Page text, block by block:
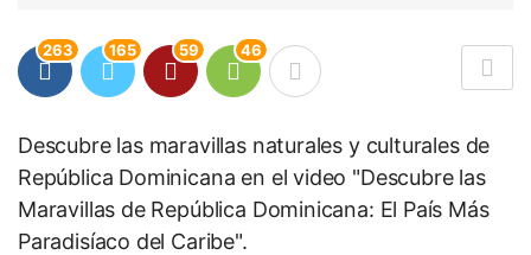
263 165 59 46
Descubre las maravillas naturales y culturales de
República Dominicana en el video "Descubre las
Maravillas de República Dominicana: El País Más
Paradisíaco del Caribe".